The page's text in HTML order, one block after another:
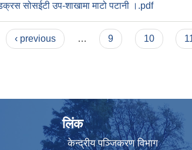
सोसईटी उप-शाखामा माटो पटानी ।.pdf
‹ previous … 9 10
लिंक
केन्द्रीय पञ्जिकरण विभाग